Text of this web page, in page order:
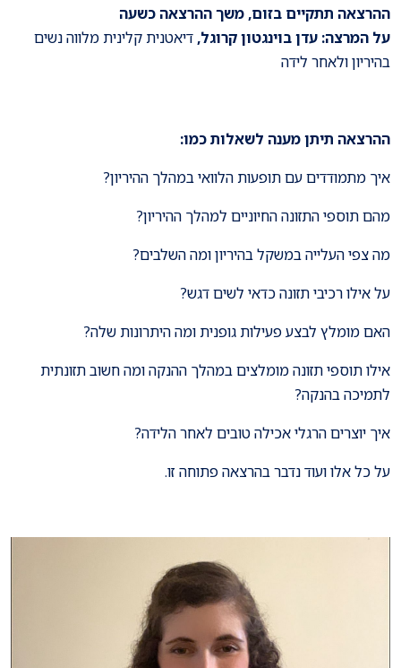
ההרצאה תתקיים בזום, משך ההרצאה כשעה
על המרצה: עדן בוינגטון קרוגל, דיאטנית קלינית מלווה נשים
בהיריון ולאחר לידה
ההרצאה תיתן מענה לשאלות כמו:
איך מתמודדים עם תופעות הלוואי במהלך ההיריון?
מהם תוספי התזונה החיוניים למהלך ההיריון?
מה צפי העלייה במשקל בהיריון ומה השלבים?
על אילו רכיבי תזונה כדאי לשים דגש?
האם מומלץ לבצע פעילות גופנית ומה היתרונות שלה?
אילו תוספי תזונה מומלצים במהלך ההנקה ומה חשוב תזונתית
לתמיכה בהנקה?
איך יוצרים הרגלי אכילה טובים לאחר הלידה?
על כל אלו ועוד נדבר בהרצאה פתוחה זו.